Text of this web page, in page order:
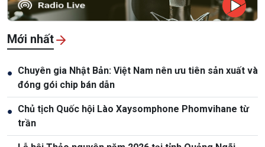
Mới nhất
● Chuyên gia Nhật Bản: Việt Nam nên ưu tiên sản xuất và
đóng gói chip bán dẫn
● Chủ tịch Quốc hội Lào Xaysomphone Phomvihane từ
trần